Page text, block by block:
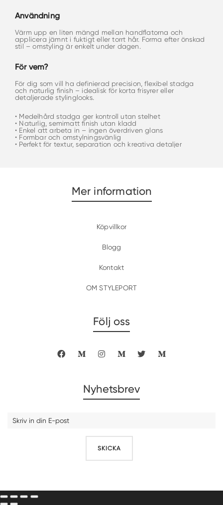
Användning
Värm upp en liten mängd mellan handflatorna och
applicera jämnt i fuktigt eller torrt hår. Forma efter önskad
stil – omstyling är enkelt under dagen.
För vem?
För dig som vill ha definierad precision, flexibel stadga
och naturlig finish – idealisk för korta frisyrer eller
detaljerade stylinglooks.
• Medelhård stadga ger kontroll utan stelhet
• Naturlig, semimatt finish utan kladd
• Enkel att arbeta in – ingen överdriven glans
• Formbar och omstylningsvänlig
• Perfekt för textur, separation och kreativa detaljer
Mer information
Köpvillkor
Blogg
Kontakt
OM STYLEPORT
Följ oss
Nyhetsbrev